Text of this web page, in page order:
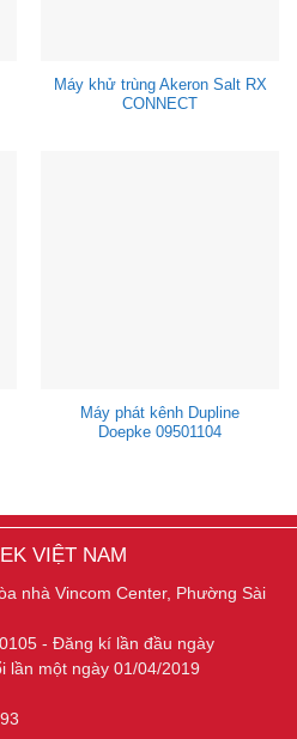
Máy khử trùng Akeron Salt RX
CONNECT
Máy phát kênh Dupline
Doepke 09501104
VIỆT NAM
nhà Vincom Center, Phường Sài
- Đăng kí lần đầu ngày
lần một ngày 01/04/2019